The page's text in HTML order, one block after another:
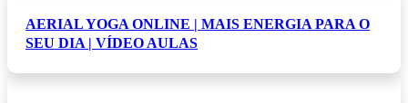
AERIAL YOGA ONLINE | MAIS ENERGIA PARA O
SEU DIA | VÍDEO AULAS